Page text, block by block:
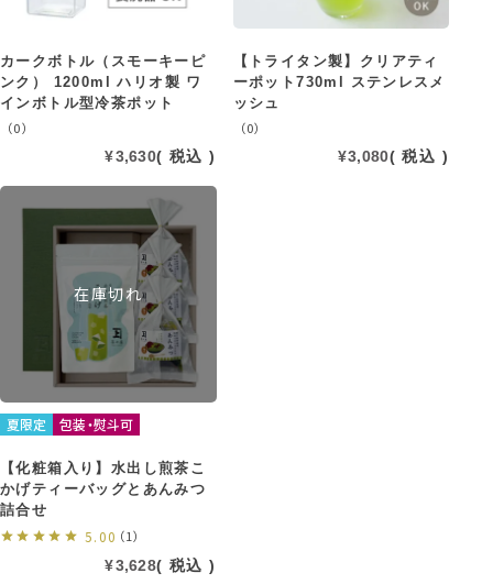
カークボトル（スモーキーピ
ンク） 1200ml ハリオ製 ワ
インボトル型冷茶ポット
（0）
¥3,630 税込
【トライタン製】クリアティ
ーポット730ml ステンレスメ
ッシュ
（0）
¥3,080 税込
在庫切れ
夏限定 包装・熨斗可
【化粧箱入り】水出し煎茶こ
かげティーバッグとあんみつ
詰合せ
5.00 （1）
¥3,628 税込